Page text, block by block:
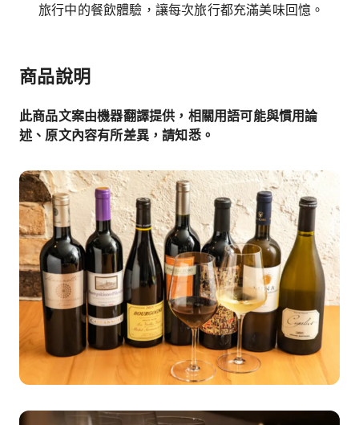
旅行中的餐飲體驗，讓每次旅行都充滿美味回憶。
商品說明
此商品文案由機器翻譯提供，相關用語可能與慣用論
述、原文內容有所差異，請知悉。